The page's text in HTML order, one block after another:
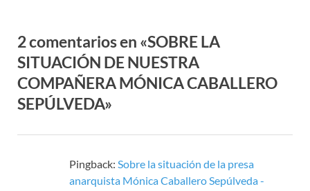
2 comentarios en «SOBRE LA
SITUACIÓN DE NUESTRA
COMPAÑERA MÓNICA CABALLERO
SEPÚLVEDA»
Pingback: Sobre la situación de la presa
anarquista Mónica Caballero Sepúlveda -